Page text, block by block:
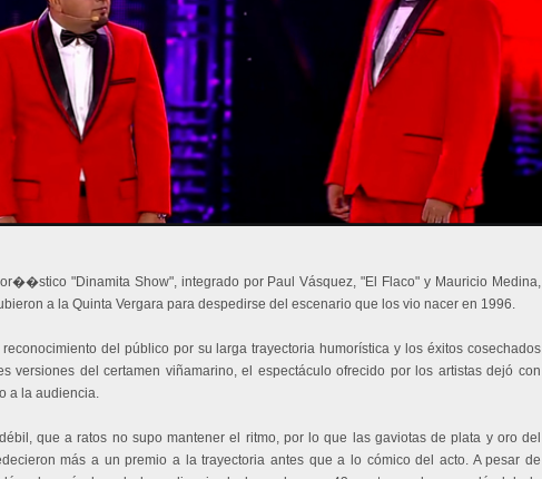
"Dinamita Show", integrado por Paul Vásquez, "El Flaco" y Mauricio Medina,
a la Quinta Vergara para despedirse del escenario que los vio nacer en 1996.
del público por su larga trayectoria humorística y los éxitos cosechados
versiones del certamen viñamarino, el espectáculo ofrecido por los artistas dejó con
a la audiencia.
que a ratos no supo mantener el ritmo, por lo que las gaviotas de plata y oro del
más a un premio a la trayectoria antes que a lo cómico del acto. A pesar de